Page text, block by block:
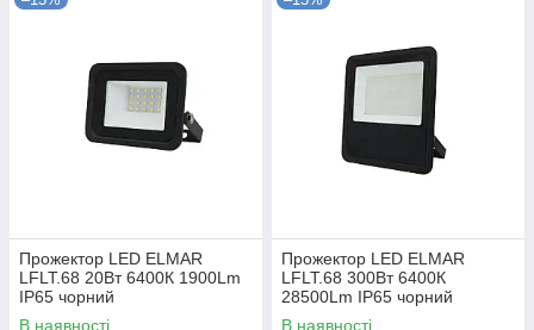
Прожектор LED ELMAR
LFLT.68 20Вт 6400К 1900Lm
IP65 чорний
В наявності
Прожектор LED ELMAR
LFLT.68 300Вт 6400К
28500Lm IP65 чорний
В наявності